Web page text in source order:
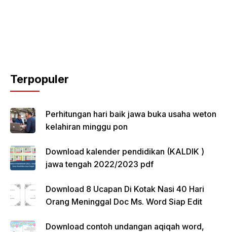
Terpopuler
Perhitungan hari baik jawa buka usaha weton
kelahiran minggu pon
Download kalender pendidikan (KALDIK )
jawa tengah 2022/2023 pdf
Download 8 Ucapan Di Kotak Nasi 40 Hari
Orang Meninggal Doc Ms. Word Siap Edit
Download contoh undangan aqiqah word,